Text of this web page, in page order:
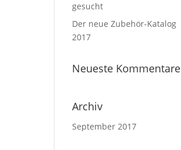
gesucht
Der neue Zubehör-Katalog
2017
Neueste Kommentare
Archiv
September 2017